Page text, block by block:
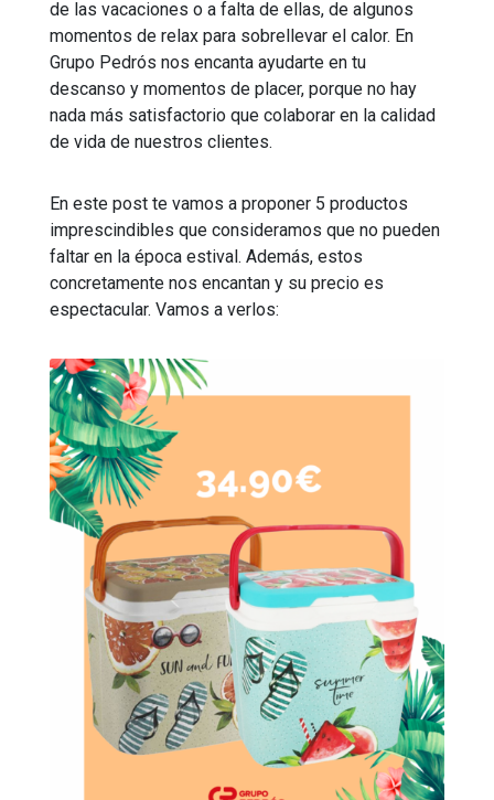
de las vacaciones o a falta de ellas, de algunos
momentos de relax para sobrellevar el calor. En
Grupo Pedrós nos encanta ayudarte en tu
descanso y momentos de placer, porque no hay
nada más satisfactorio que colaborar en la calidad
de vida de nuestros clientes.
En este post te vamos a proponer 5 productos
imprescindibles que consideramos que no pueden
faltar en la época estival. Además, estos
concretamente nos encantan y su precio es
espectacular. Vamos a verlos: